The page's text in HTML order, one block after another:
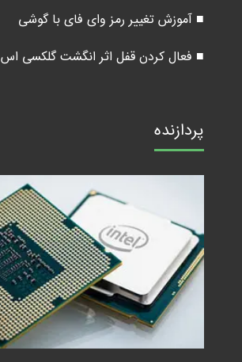
■ آموزش تغییر رمز وای فای با گوشی
■ فعال کردن قفل اثر انگشت گلکسی اس 7
پردازنده